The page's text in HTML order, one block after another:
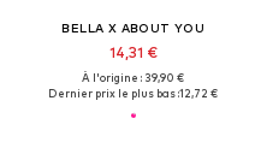
BELLA X ABOUT YOU
14,31 €
À l'origine : 39,90 €
Dernier prix le plus bas :12,72 €